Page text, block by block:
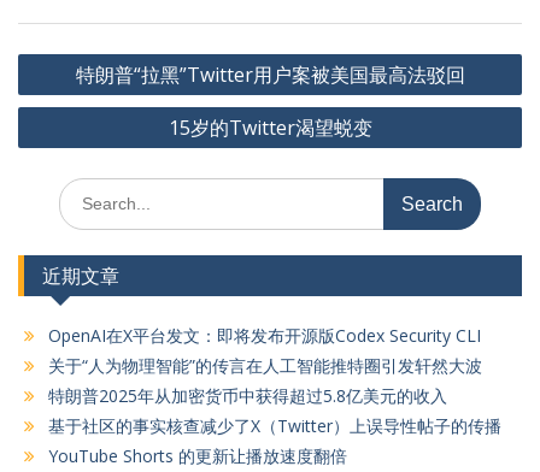
文
章
特朗普“拉黑”Twitter用户案被美国最高法驳回
15岁的Twitter渴望蜕变
Search
for:
近期文章
OpenAI在X平台发文：即将发布开源版Codex Security CLI
关于“人为物理智能”的传言在人工智能推特圈引发轩然大波
特朗普2025年从加密货币中获得超过5.8亿美元的收入
基于社区的事实核查减少了X（Twitter）上误导性帖子的传播
YouTube Shorts 的更新让播放速度翻倍